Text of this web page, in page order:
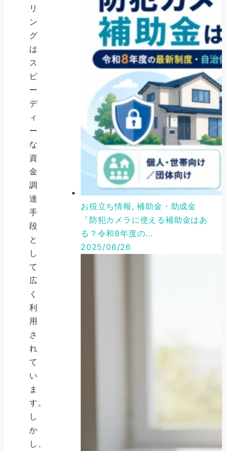
リ
ン
グ
は
ス
ピ
ー
デ
ィ
ー
な
資
金
調
達
手
段
と
し
て
広
く
利
用
さ
れ
て
い
ま
す。
し
か
し、
お役立ち情報, 補助金・助成金
「防犯カメラに使える補助金はあ
る？令和8年度の...
2025/06/26